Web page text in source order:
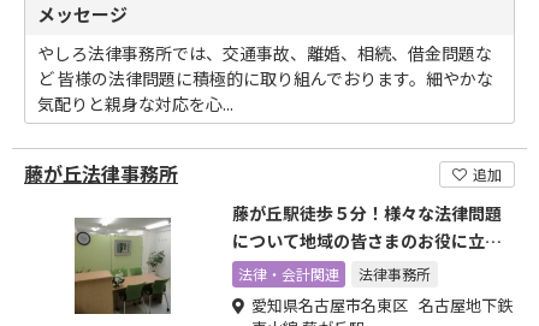
メッセージ
やしろ法律事務所では、交通事故、離婚、相続、借金問題な
ど 皆様の法律問題に積極的に取り組んでおります。細やかな
気配りと親身な対応を心...
藤が丘法律事務所 追加
藤が丘駅徒歩５分！様々な法律問題
について地域の皆さまのお役に立て
るよう幅広く対応します。
法律・会計関連 法律事務所
愛知県名古屋市名東区 名古屋地下鉄